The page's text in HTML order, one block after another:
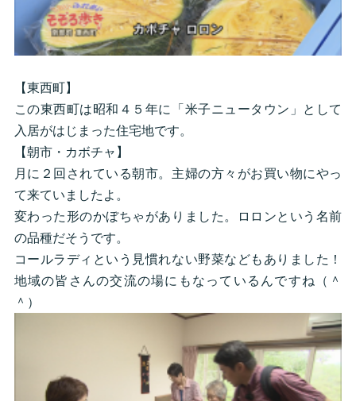
【東西町】
この東西町は昭和４５年に「米子ニュータウン」として
入居がはじまった住宅地です。
【朝市・カボチャ】
月に２回されている朝市。主婦の方々がお買い物にやっ
て来ていましたよ。
変わった形のかぼちゃがありました。ロロンという名前
の品種だそうです。
コールラディという見慣れない野菜などもありました！
地域の皆さんの交流の場にもなっているんですね（＾
＾）